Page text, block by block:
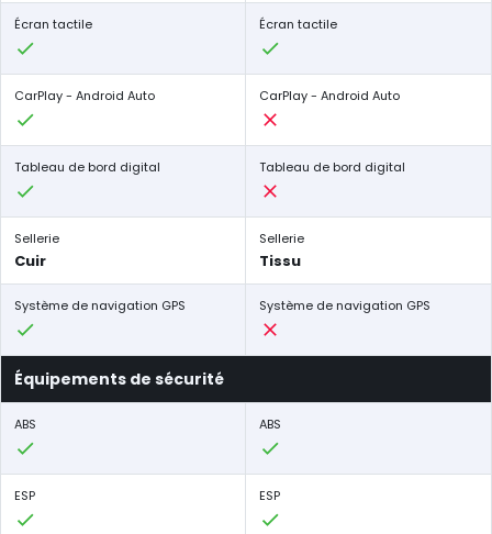
Écran tactile Écran tactile
CarPlay - Android Auto CarPlay - Android Auto
Tableau de bord digital Tableau de bord digital
Sellerie
Cuir
Sellerie
Tissu
Système de navigation GPS Système de navigation GPS
Équipements de sécurité
ABS ABS
ESP ESP